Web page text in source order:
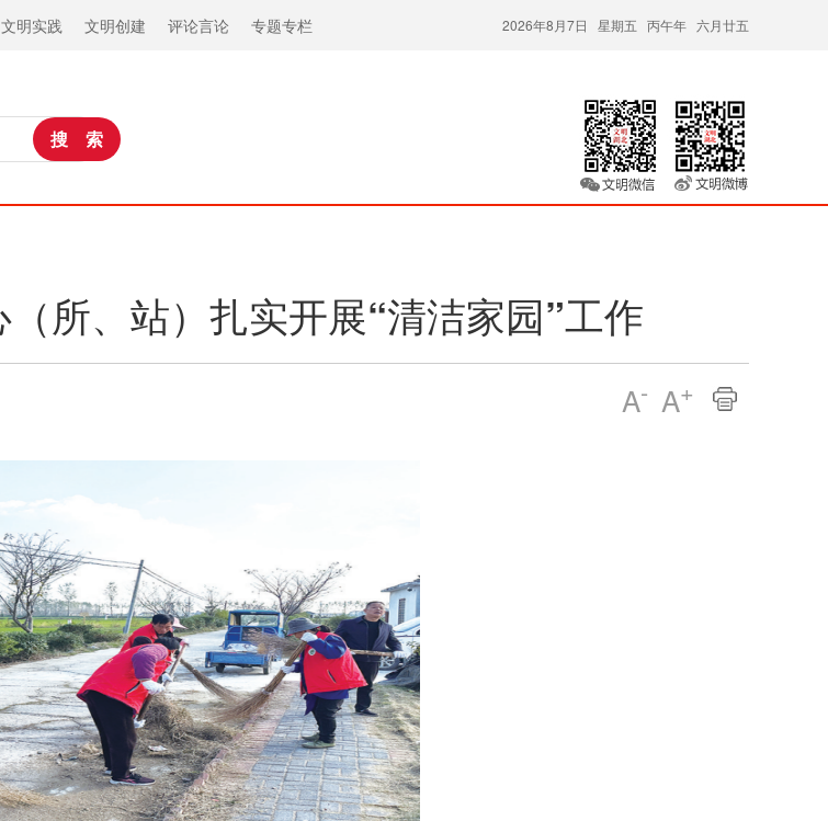
文明实践 文明创建 评论言论 专题专栏 2026年8月7日 星期五 丙午年 六月廿五
所、站）扎实开展“清洁家园”工作
A- A+